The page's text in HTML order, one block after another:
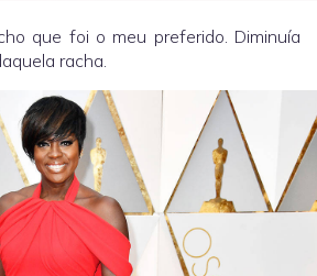
que foi o meu preferido. Diminuía
racha.